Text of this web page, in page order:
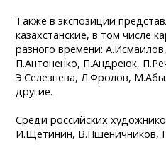
Также в экспозиции
казахстанские, в том числе
разного времени:
П.Антоненко, П.Андреюк,
Э.Селезнева, Л.Фролов,
другие.
Среди российских
И.Щетинин, В.Пшеничников,